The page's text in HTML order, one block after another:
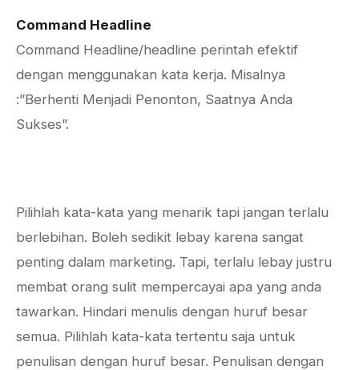
Command Headline
Command Headline/headline perintah efektif
dengan menggunakan kata kerja. Misalnya
:”Berhenti Menjadi Penonton, Saatnya Anda
Sukses”.
Pilihlah kata-kata yang menarik tapi jangan terlalu
berlebihan. Boleh sedikit lebay karena sangat
penting dalam marketing. Tapi, terlalu lebay justru
membat orang sulit mempercayai apa yang anda
tawarkan. Hindari menulis dengan huruf besar
semua. Pilihlah kata-kata tertentu saja untuk
penulisan dengan huruf besar. Penulisan dengan